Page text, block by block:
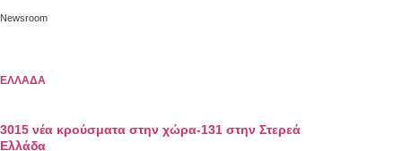
Newsroom
ΕΛΛΑΔΑ
3015 νέα κρούσματα στην χώρα-131 στην Στερεά
Ελλάδα